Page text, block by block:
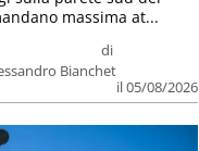
di
Bianchet
il 05/08/2026
massima at...